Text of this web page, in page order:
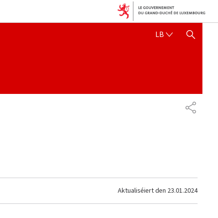
LB SHOW HIDE SEARCH
Aktualiséiert den 23.01.2024